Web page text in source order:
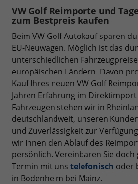
VW Golf Reimporte und
zum Bestpreis kaufen
Beim VW Golf Autokauf sparen
EU-Neuwagen. Möglich ist das
unterschiedlichen
europäischen Ländern. Davon
Kauf Ihres neuen VW Golf
Jahren Erfahrung im Direktimport
Fahrzeugen stehen wir in
deutschlandweit, unseren
und Zuverlässigkeit zur
wir Ihnen den Ablauf des
persönlich. Vereinbaren Sie doch
Termin mit uns telefonisch oder
in Bodenheim bei Mainz.